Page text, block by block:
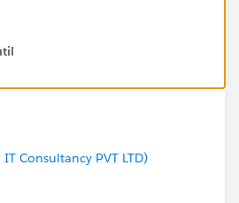
Consultancy PVT LTD)